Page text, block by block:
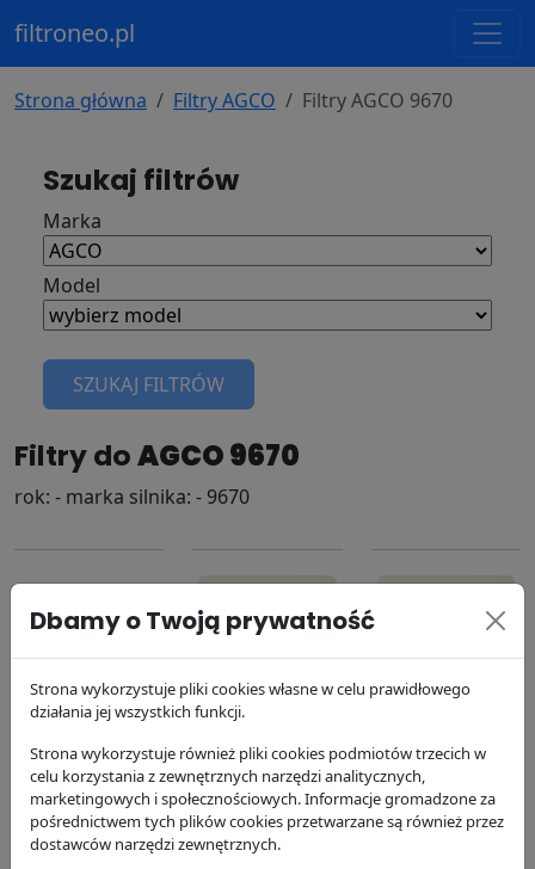
filtroneo.pl
Strona główna Filtry AGCO Filtry AGCO 9670
Szukaj filtrów
Marka
Model
SZUKAJ FILTRÓW
Filtry doAGCO 9670
rok: - marka silnika: - 9670
Filtr
P164378
Donaldson
173.13 zł
Filtr paliwa
Donaldson
34.16 zł
Filtr oleju
Donaldson
42.84 zł
Dbamy o Twoją prywatność
Strona wykorzystuje pliki cookies własne w celu prawidłowego
działania jej wszystkich funkcji.
Strona wykorzystuje również pliki cookies podmiotów trzecich w
celu korzystania z zewnętrznych narzędzi analitycznych,
marketingowych i społecznościowych. Informacje gromadzone za
pośrednictwem tych plików cookies przetwarzane są również przez
dostawców narzędzi zewnętrznych.